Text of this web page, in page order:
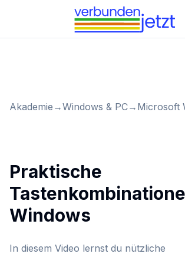
Akademie →Windows & PC→ Microsoft
Praktische
Windows
In diesem Video lernst du nützliche